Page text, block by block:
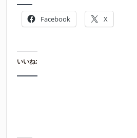
Facebook X
いいね: